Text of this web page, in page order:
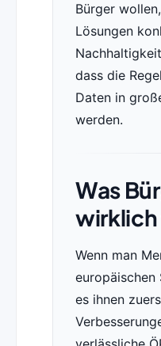
Bürger
Lösungen
dass die
Daten in
werden.
Was
Wenn man
es ihnen